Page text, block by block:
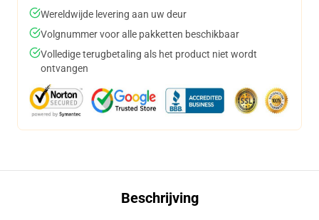
Wereldwijde levering aan uw deur
Volgnummer voor alle pakketten beschikbaar
Volledige terugbetaling als het product niet wordt
ontvangen
Beschrijving